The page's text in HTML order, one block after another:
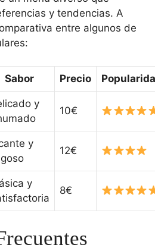
y tendencias. A
entre algunos de
Sabor Precio
y
10€
y
12€
y
8€